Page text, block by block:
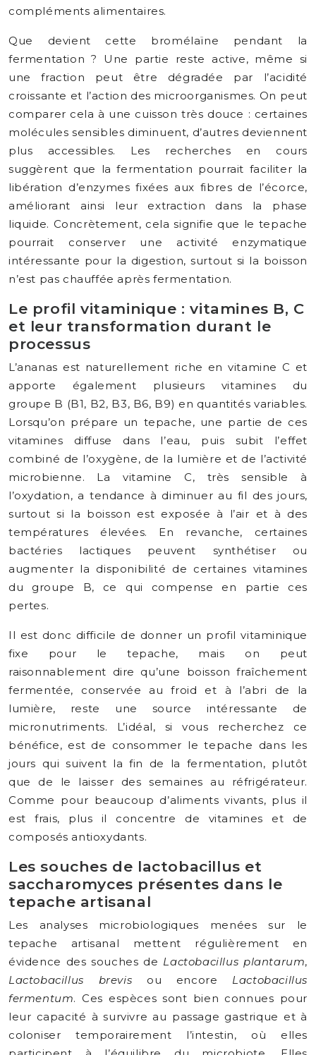
compléments alimentaires.
Que devient cette bromélaïne pendant la
fermentation ? Une partie reste active, même si
une fraction peut être dégradée par l’acidité
croissante et l’action des microorganismes. On peut
comparer cela à une cuisson très douce : certaines
molécules sensibles diminuent, d’autres deviennent
plus accessibles. Les recherches en cours
suggèrent que la fermentation pourrait faciliter la
libération d’enzymes fixées aux fibres de l’écorce,
améliorant ainsi leur extraction dans la phase
liquide. Concrètement, cela signifie que le tepache
pourrait conserver une activité enzymatique
intéressante pour la digestion, surtout si la boisson
n’est pas chauffée après fermentation.
Le profil vitaminique : vitamines B, C
et leur transformation durant le
processus
L’ananas est naturellement riche en vitamine C et
apporte également plusieurs vitamines du
groupe B (B1, B2, B3, B6, B9) en quantités variables.
Lorsqu’on prépare un tepache, une partie de ces
vitamines diffuse dans l’eau, puis subit l’effet
combiné de l’oxygène, de la lumière et de l’activité
microbienne. La vitamine C, très sensible à
l’oxydation, a tendance à diminuer au fil des jours,
surtout si la boisson est exposée à l’air et à des
températures élevées. En revanche, certaines
bactéries lactiques peuvent synthétiser ou
augmenter la disponibilité de certaines vitamines
du groupe B, ce qui compense en partie ces
pertes.
Il est donc difficile de donner un profil vitaminique
fixe pour le tepache, mais on peut
raisonnablement dire qu’une boisson fraîchement
fermentée, conservée au froid et à l’abri de la
lumière, reste une source intéressante de
micronutriments. L’idéal, si vous recherchez ce
bénéfice, est de consommer le tepache dans les
jours qui suivent la fin de la fermentation, plutôt
que de le laisser des semaines au réfrigérateur.
Comme pour beaucoup d’aliments vivants, plus il
est frais, plus il concentre de vitamines et de
composés antioxydants.
Les souches de lactobacillus et
saccharomyces présentes dans le
tepache artisanal
Les analyses microbiologiques menées sur le
tepache artisanal mettent régulièrement en
évidence des souches de Lactobacillus plantarum,
Lactobacillus brevis ou encore Lactobacillus
fermentum. Ces espèces sont bien connues pour
leur capacité à survivre au passage gastrique et à
coloniser temporairement l’intestin, où elles